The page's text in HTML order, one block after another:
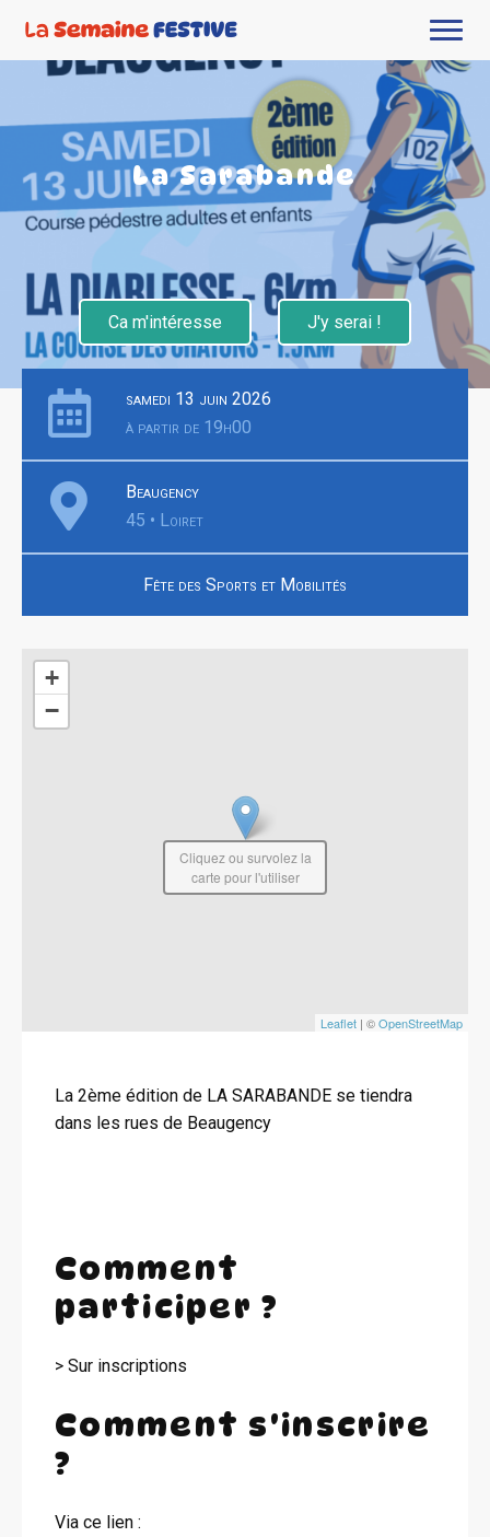
La Sarabande
Ca m'intéresse J'y serai !
samedi 13 juin 2026
à partir de 19h00
Beaugency
45 • Loiret
Fête des Sports et Mobilités
+
−
Leaflet | ©OpenStreetMap
Cliquez ou survolez la
carte pour l'utiliser
La 2ème édition de LA SARABANDE se tiendra
dans les rues de Beaugency
Comment
participer ?
> Sur inscriptions
Comment s'inscrire
?
Via ce lien :